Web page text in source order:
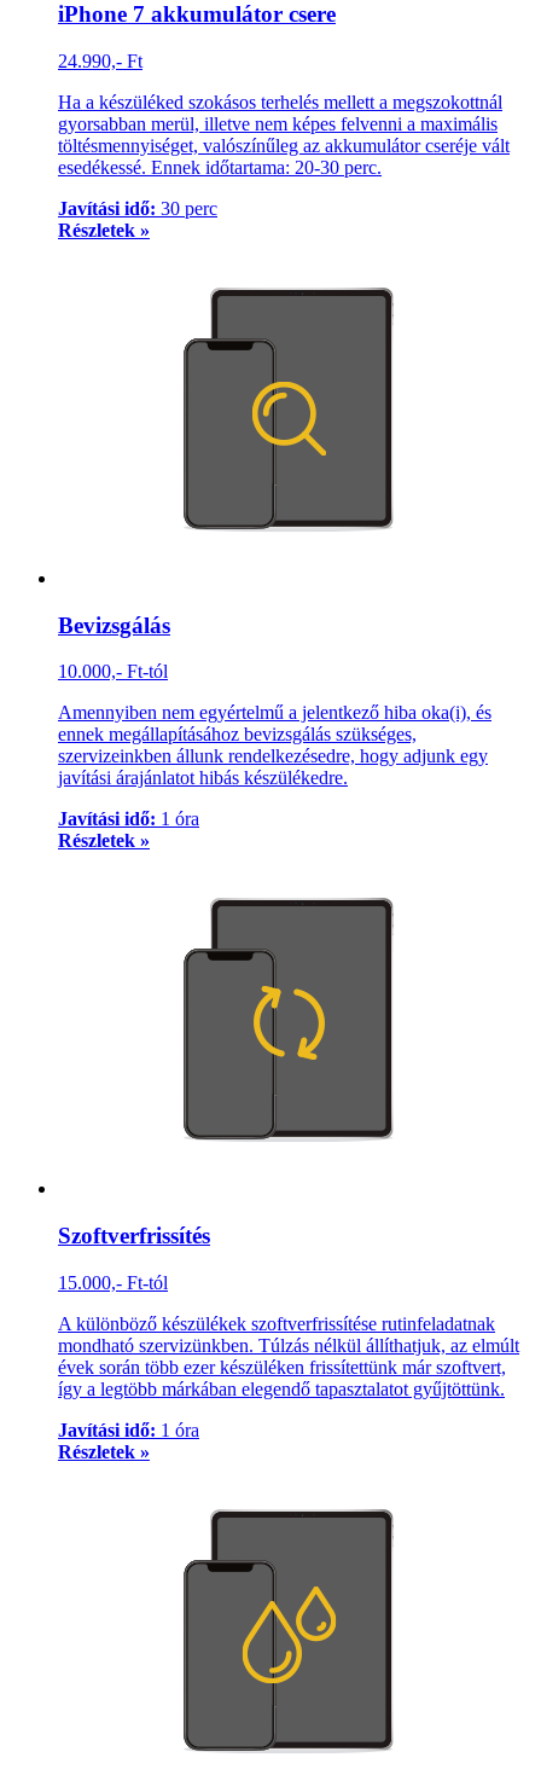
iPhone 7 akkumulátor csere
24.990,- Ft
Ha a készüléked szokásos terhelés mellett a megszokottnál
gyorsabban merül, illetve nem képes felvenni a maximális
töltésmennyiséget, valószínűleg az akkumulátor cseréje vált
esedékessé. Ennek időtartama: 20-30 perc.
Javítási idő: 30 perc
Részletek »
Bevizsgálás
10.000,- Ft-tól
Amennyiben nem egyértelmű a jelentkező hiba oka(i), és
ennek megállapításához bevizsgálás szükséges,
szervizeinkben állunk rendelkezésedre, hogy adjunk egy
javítási árajánlatot hibás készülékedre.
Javítási idő: 1 óra
Részletek »
Szoftverfrissítés
15.000,- Ft-tól
A különböző készülékek szoftverfrissítése rutinfeladatnak
mondható szervizünkben. Túlzás nélkül állíthatjuk, az elmúlt
évek során több ezer készüléken frissítettünk már szoftvert,
így a legtöbb márkában elegendő tapasztalatot gyűjtöttünk.
Javítási idő: 1 óra
Részletek »